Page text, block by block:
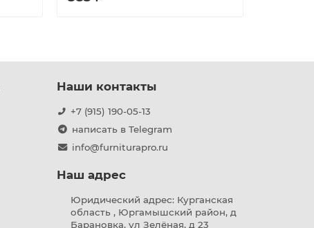
Наши контакты
+7 (915) 190-05-13
написать в Telegram
info@furniturapro.ru
Наш адрес
Юридический адрес: Курганская
область , Юргамышский район, д
Барановка, ул Зелёная, д 23